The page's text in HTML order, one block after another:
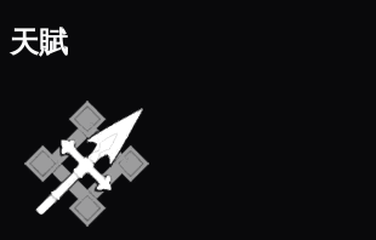
天賦